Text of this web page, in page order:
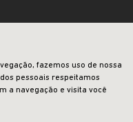
LIMITADA
fazemos uso de nossa
pessoais respeitamos
a navegação e visita você